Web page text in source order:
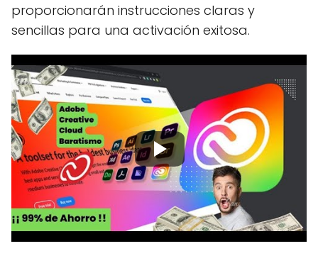
proporcionarán instrucciones claras y
sencillas para una activación exitosa.